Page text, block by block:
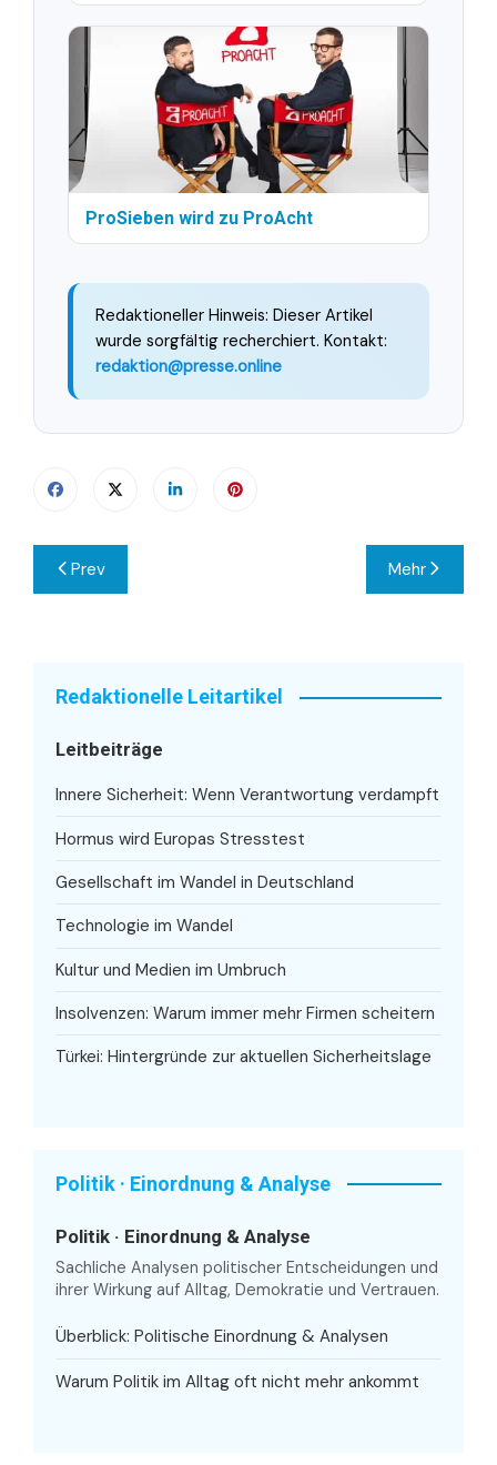
ProSieben wird zu ProAcht
Redaktioneller Hinweis: Dieser Artikel
wurde sorgfältig recherchiert. Kontakt:
redaktion@presse.online
Beitragsnavigation
Prev Mehr
Redaktionelle Leitartikel
Leitbeiträge
Innere Sicherheit: Wenn Verantwortung verdampft
Hormus wird Europas Stresstest
Gesellschaft im Wandel in Deutschland
Technologie im Wandel
Kultur und Medien im Umbruch
Insolvenzen: Warum immer mehr Firmen scheitern
Türkei: Hintergründe zur aktuellen Sicherheitslage
Politik · Einordnung & Analyse
Politik · Einordnung & Analyse
Sachliche Analysen politischer Entscheidungen und
ihrer Wirkung auf Alltag, Demokratie und Vertrauen.
Überblick: Politische Einordnung & Analysen
Warum Politik im Alltag oft nicht mehr ankommt